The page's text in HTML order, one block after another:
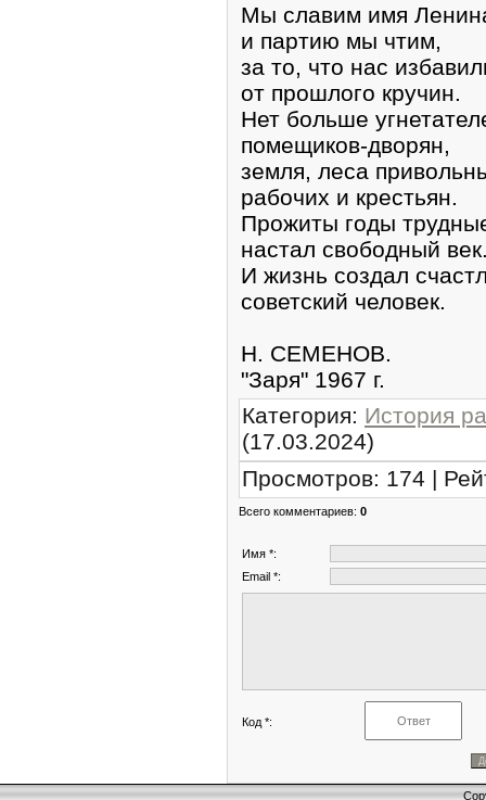
Мы славим имя
и партию мы чтим,
за то, что нас
от прошлого кручин.
Нет больше
помещиков-дворян,
земля, леса
рабочих и крестьян.
Прожиты годы
настал свободный
И жизнь создал
советский человек.
Н. СЕМЕНОВ.
"Заря" 1967 г.
Категория: История
(17.03.2024)
Просмотров: 174 |
Всего комментариев: 0
Имя *:
Email *:
Код *: